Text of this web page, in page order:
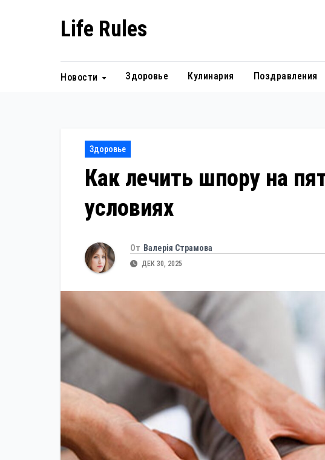
Life Rules
Новости Здоровье Кулинария Поздравления
Здоровье
Как лечить шпору на
условиях
От Валерія Страмова
ДЕК 30, 2025